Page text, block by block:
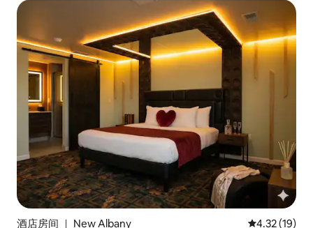
酒店房间 ｜ New Albany 平均评分
4.32 (19)